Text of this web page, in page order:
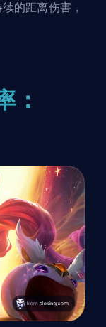
的距离伤害，